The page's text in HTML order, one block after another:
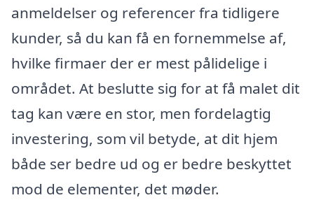
anmeldelser og referencer fra tidligere
kunder, så du kan få en fornemmelse af,
hvilke firmaer der er mest pålidelige i
området. At beslutte sig for at få malet dit
tag kan være en stor, men fordelagtig
investering, som vil betyde, at dit hjem
både ser bedre ud og er bedre beskyttet
mod de elementer, det møder.